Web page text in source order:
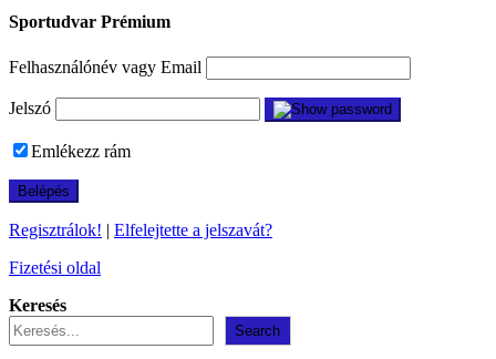
Sportudvar Prémium
Felhasználónév vagy Email
Jelszó
Emlékezz rám
Regisztrálok! | Elfelejtette a jelszavát?
Fizetési oldal
Keresés
Search